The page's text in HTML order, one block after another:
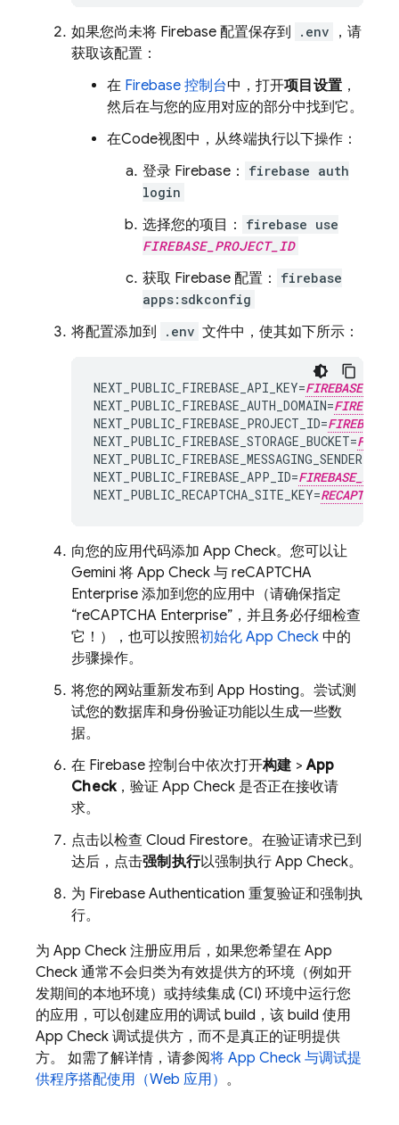
如果您尚未将 Firebase 配置保存到 .env
，请
获取该配置：
在 Firebase 控制台中，打开项目设置 ，
然后在与您的应用对应的部分中找到它。
在Code视图中，从终端执行以下操作：
登录 Firebase：
firebase auth
login
选择您的项目：
firebase use
FIREBASE_PROJECT_ID
获取 Firebase 配置：
firebase
apps:sdkconfig
将配置添加到 .env 文件中，使其如下所示：
NEXT_PUBLIC_FIREBASE_API_KEY=
NEXT_PUBLIC_FIREBASE_AUTH_DOMAIN=
NEXT_PUBLIC_FIREBASE_PROJECT_ID=
NEXT_PUBLIC_FIREBASE_STORAGE_BUCKET=
NEXT_PUBLIC_FIREBASE_MESSAGING_SENDER_ID=
NEXT_PUBLIC_FIREBASE_APP_ID=
NEXT_PUBLIC_RECAPTCHA_SITE_KEY=
向您的应用代码添加 App Check。您可以让
Gemini 将 App Check 与 reCAPTCHA
Enterprise 添加到您的应用中（请确保指定
“reCAPTCHA Enterprise”，并且务必仔细检查
它！），也可以按照初始化 App Check 中的
步骤操作。
将您的网站重新发布到 App Hosting。尝试测
试您的数据库和身份验证功能以生成一些数
据。
在 Firebase 控制台中依次打开构建 >App
Check，验证App Check 是否正在接收请
求。
点击以检查 Cloud Firestore。在验证请求已到
达后，点击强制执行以强制执行 App Check。
为 Firebase Authentication 重复验证和强制执
行。
为 App Check 注册应用后，如果您希望在 App
Check 通常不会归类为有效提供方的环境（例如开
发期间的本地环境）或持续集成 (CI) 环境中运行您
的应用，可以创建应用的调试 build，该 build 使用
App Check 调试提供方，而不是真正的证明提供
方。 如需了解详情，请参阅将 App Check 与调试提
供程序搭配使用（Web 应用） 。